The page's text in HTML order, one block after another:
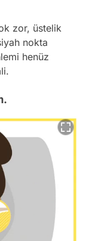
zor, üstelik
nokta
henüz